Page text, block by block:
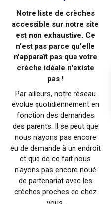
Notre liste de crèches
accessible sur notre site
est non exhaustive. Ce
n'est pas parce qu'elle
n'apparaît pas que votre
crèche idéale n'existe
pas !
Par ailleurs, notre réseau
évolue quotidiennement en
fonction des demandes
des parents. Il se peut que
nous n'ayons pas encore
eu de demande à un endroit
et que de ce fait nous
n'ayons pas encore noué
de partenariat avec les
crèches proches de chez